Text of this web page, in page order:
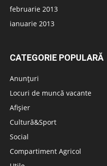
februarie 2013
ianuarie 2013
CATEGORIE POPULARĂ
Anunțuri
Locuri de muncă vacante
Afișier
Cultură&Sport
Social
Compartiment Agricol